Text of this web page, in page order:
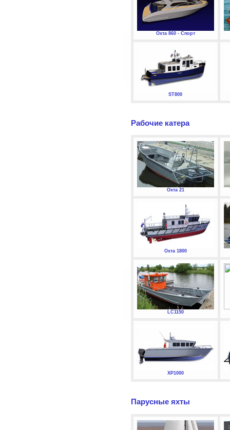
Охта 860 - Спорт
ST800
Рабочие катера
Охта 21
Охта 1800
LC1150
XP1000
Парусные яхты